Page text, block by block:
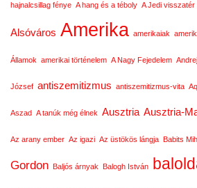
hajnalcsillag fénye A hang és a téboly A Jedi visszatér
Alsóváros Amerika amerikaiak
Államok amerikai történelem A Nagy Fejedelem
József antiszemitizmus antiszemitizmus-vita
Aszad A tanúk még élnek Ausztria Ausztria-
Az arany ember Az igazi Az üstökös lángja Babits
Gordon Baljós árnyak Balogh István